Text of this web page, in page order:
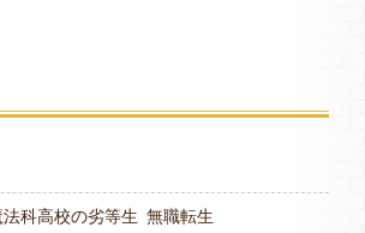
法科高校の劣等生 無職転生